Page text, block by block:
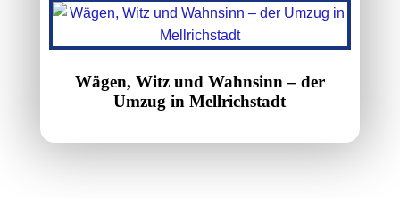
Wägen, Witz und Wahnsinn – der
Umzug in Mellrichstadt